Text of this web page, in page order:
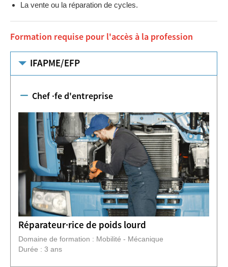
La vente ou la réparation de cycles.
Formation requise pour l'accès à la profession
IFAPME/EFP
Chef ·fe d'entreprise
Réparateur·rice de poids lourd
Domaine de formation : Mobilité - Mécanique
Durée : 3 ans